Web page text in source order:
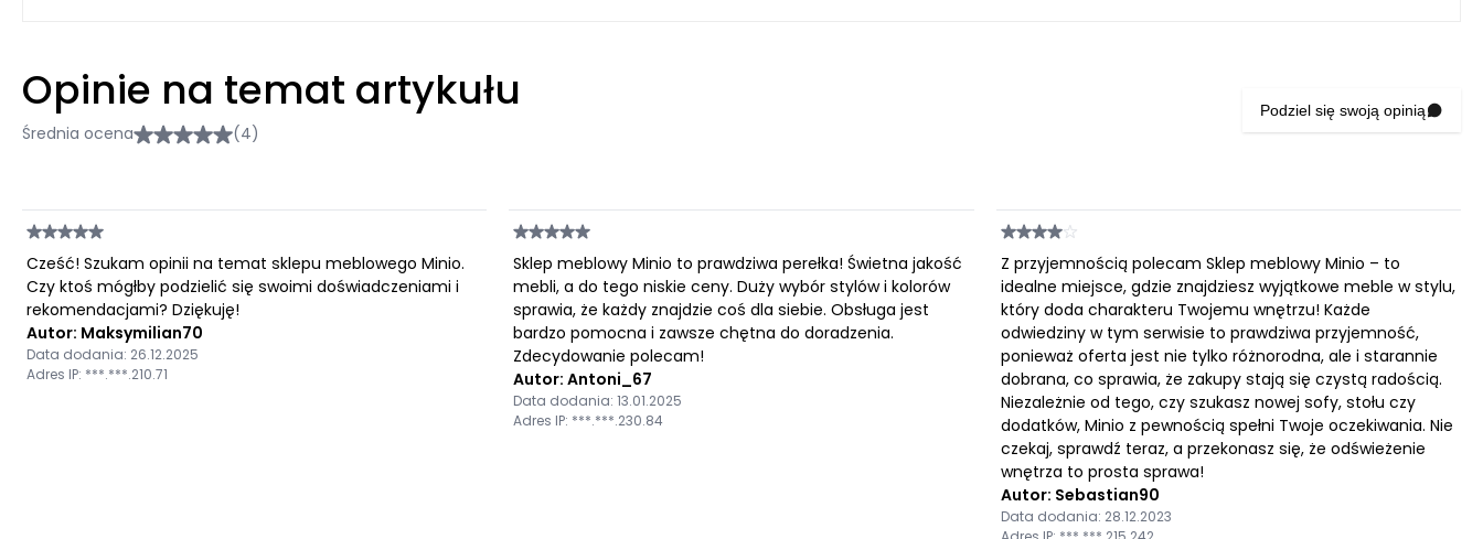
Opinie na temat artykułu
Średnia ocena (4)
Podziel się swoją opinią
Cześć! Szukam opinii na temat sklepu meblowego Minio.
Czy ktoś mógłby podzielić się swoimi doświadczeniami i
rekomendacjami? Dziękuję!
Autor: Maksymilian70
Data dodania: 26.12.2025
Adres IP: ***.***.210.71
Sklep meblowy Minio to prawdziwa perełka! Świetna jakość
mebli, a do tego niskie ceny. Duży wybór stylów i kolorów
sprawia, że każdy znajdzie coś dla siebie. Obsługa jest
bardzo pomocna i zawsze chętna do doradzenia.
Zdecydowanie polecam!
Autor: Antoni_67
Data dodania: 13.01.2025
Adres IP: ***.***.230.84
Z przyjemnością polecam Sklep meblowy Minio – to
idealne miejsce, gdzie znajdziesz wyjątkowe meble w stylu,
który doda charakteru Twojemu wnętrzu! Każde
odwiedziny w tym serwisie to prawdziwa przyjemność,
ponieważ oferta jest nie tylko różnorodna, ale i starannie
dobrana, co sprawia, że zakupy stają się czystą radością.
Niezależnie od tego, czy szukasz nowej sofy, stołu czy
dodatków, Minio z pewnością spełni Twoje oczekiwania. Nie
czekaj, sprawdź teraz, a przekonasz się, że odświeżenie
wnętrza to prosta sprawa!
Autor: Sebastian90
Data dodania: 28.12.2023